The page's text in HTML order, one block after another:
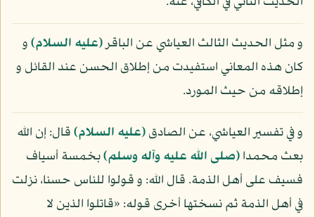
و مثل الحديث الثالث العياشي عن الباقر(عليه السلام)و
كان هذه المعاني استفيدت من إطلاق الحسن عند القائل و
إطلاقه من حيث المورد.
و في تفسير العياشي، عن الصادق(عليه السلام)قال: إن الله
بعث محمدا(صلى الله عليه وآله وسلم)بخمسة أسياف
فسيف على أهل الذمة. قال الله: و قولوا للناس حسنا، نزلت
في أهل الذمة ثم نسختها أخرى قوله: «قاتلوا الذين لا